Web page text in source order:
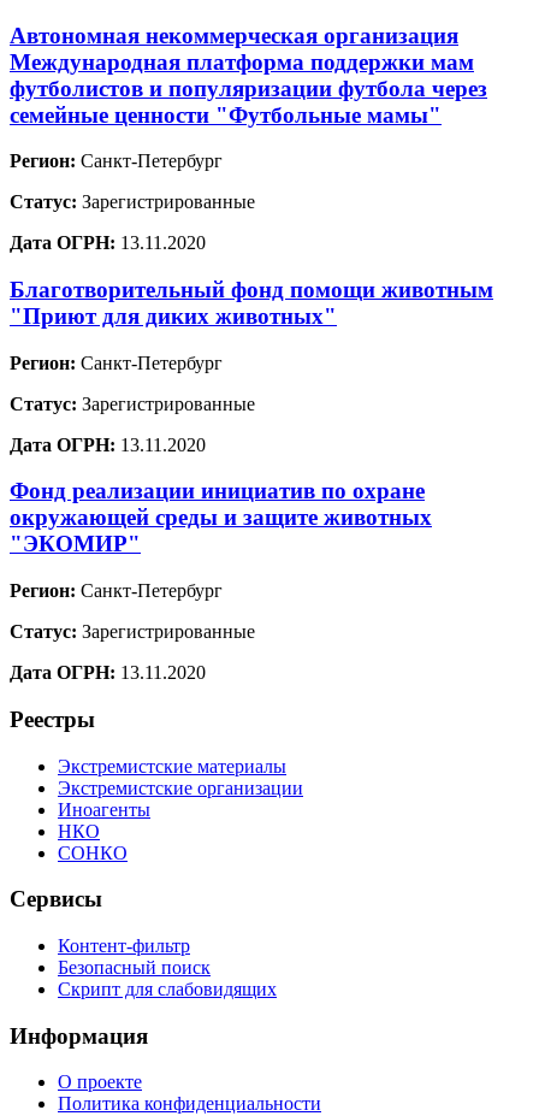
Автономная некоммерческая организация
Международная платформа поддержки мам
футболистов и популяризации футбола через
семейные ценности "Футбольные мамы"
Регион: Санкт-Петербург
Статус: Зарегистрированные
Дата ОГРН: 13.11.2020
Благотворительный фонд помощи животным
"Приют для диких животных"
Регион: Санкт-Петербург
Статус: Зарегистрированные
Дата ОГРН: 13.11.2020
Фонд реализации инициатив по охране
окружающей среды и защите животных
"ЭКОМИР"
Регион: Санкт-Петербург
Статус: Зарегистрированные
Дата ОГРН: 13.11.2020
Реестры
Экстремистские материалы
Экстремистские организации
Иноагенты
НКО
СОНКО
Сервисы
Контент-фильтр
Безопасный поиск
Скрипт для слабовидящих
Информация
О проекте
Политика конфиденциальности